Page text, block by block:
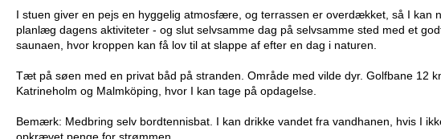
I stuen giver en pejs en hyggelig atmosfære, og terrassen er overdækket, så I kan
planlæg dagens aktiviteter - og slut selvsamme dag på selvsamme sted med et
saunaen, hvor kroppen kan få lov til at slappe af efter en dag i naturen.
Tæt på søen med en privat båd på stranden. Område med vilde dyr. Golfbane 12
Katrineholm og Malmköping, hvor I kan tage på opdagelse.
Bemærk: Medbring selv bordtennisbat. I kan drikke vandet fra vandhanen, hvis I